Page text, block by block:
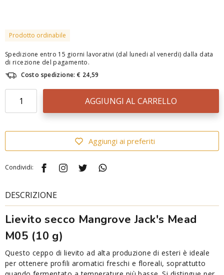
Prodotto ordinabile
Spedizione entro 15 giorni lavorativi (dal lunedi al venerdi) dalla data
di ricezione del pagamento.
Costo spedizione: € 24,59
AGGIUNGI AL CARRELLO
Aggiungi ai preferiti
Condividi:
DESCRIZIONE
Lievito secco Mangrove Jack's Mead
M05 (10 g)
Questo ceppo di lievito ad alta produzione di esteri è ideale
per ottenere profili aromatici freschi e floreali, soprattutto